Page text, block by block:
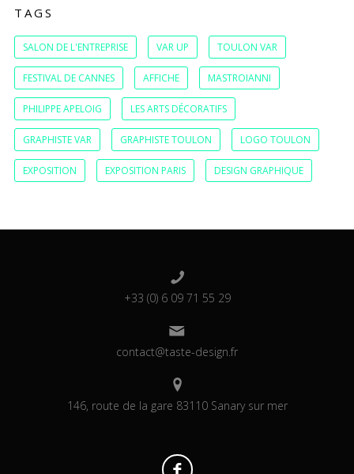
TAGS
SALON DE L'ENTREPRISE VAR UP TOULON VAR
FESTIVAL DE CANNES AFFICHE MASTROIANNI
PHILIPPE APELOIG LES ARTS DÉCORATIFS
GRAPHISTE VAR GRAPHISTE TOULON LOGO TOULON
EXPOSITION EXPOSITION PARIS DESIGN GRAPHIQUE
+33 (0) 6 09 71 55 29
contact@taste-design.fr
146, route de la gare 83110 Sanary sur mer